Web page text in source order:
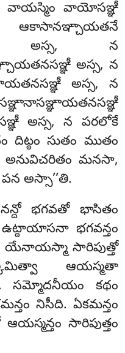
వాయస్మిం వాయోసఞ్ఞీ
అస్స, న
అస్స, న
అస్స, న
అస్స, న పరలోకే
సుతం ముతం
అనువిచరితం మనసా,
అస్సా’’తి.
భగవతో భాసితం
భగవన్తం
యేనాయస్మా సారిపుత్తో
ఆయస్మతా
సమ్మోదనీయం కథం
నిసీది. ఏకమన్తం
సారిపుత్తం